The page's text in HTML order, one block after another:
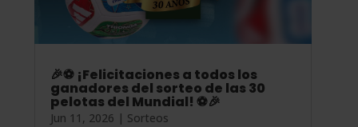
🎉⚽ ¡Felicitaciones a todos los
ganadores del sorteo de las 30
pelotas del Mundial! ⚽🎉
Jun 11, 2026 | Sorteos